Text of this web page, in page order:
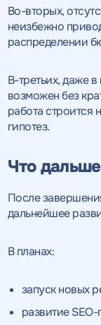
Во-вторых,
неизбежно
распределении
В-третьих, даже
возможен без
работа строится
гипотез.
Что дальше
После
дальнейшее
В планах:
запуск новых
развитие